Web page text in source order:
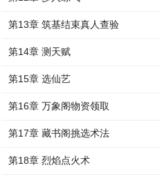
第13章 筑基结束真人查验
第14章 测天赋
第15章 选仙艺
第16章 万象阁物资领取
第17章 藏书阁挑选术法
第18章 烈焰点火术